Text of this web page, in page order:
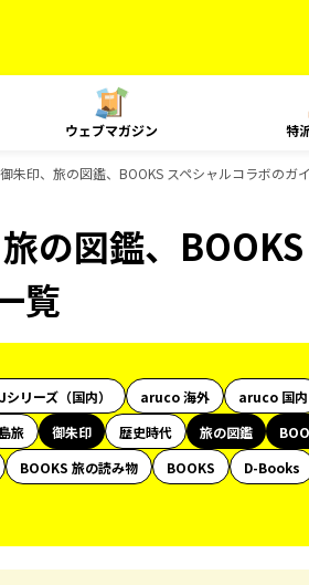
ウェブマガジン 特
朱印、旅の図鑑、BOOKS スペシャルコラボのガ
の図鑑、
覧
リーズ（国内） aruco 海外 aruco 国内
島旅 御朱印 歴史時代 旅の図鑑
BOOKS 旅の読み物 BOOKS
D-Books